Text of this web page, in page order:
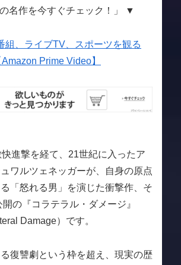
の名作を今すぐチェック！」 ▼
組、ライブTV、スポーツを観る
Amazon Prime Video】
進撃を経て、21世紀に入ったア
ワルツェネッガーが、自身の原点
「怒れる男」を演じた衝撃作、そ
の『コラテラル・ダメージ』
Damage）です。
復讐劇という枠を超え、現実の歴